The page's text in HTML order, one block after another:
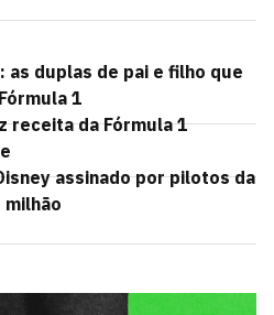
as duplas de pai e filho que
1
receita da Fórmula 1
assinado por pilotos da
milhão